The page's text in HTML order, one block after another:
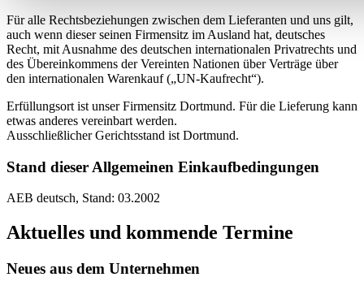
Für alle Rechtsbeziehungen zwischen dem Lieferanten und uns gilt,
auch wenn dieser seinen Firmensitz im Ausland hat, deutsches
Recht, mit Ausnahme des deutschen internationalen Privatrechts und
des Übereinkommens der Vereinten Nationen über Verträge über
den internationalen Warenkauf („UN-Kaufrecht“).
Erfüllungsort ist unser Firmensitz Dortmund. Für die Lieferung kann
etwas anderes vereinbart werden.
Ausschließlicher Gerichtsstand ist Dortmund.
Stand dieser Allgemeinen Einkaufbedingungen
AEB deutsch, Stand: 03.2002
Aktuelles und kommende Termine
Neues aus dem Unternehmen